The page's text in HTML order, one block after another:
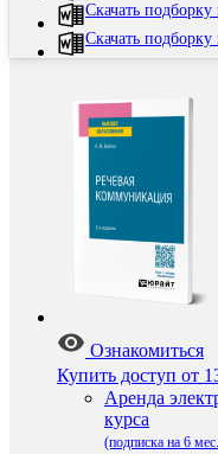
Скачать
Скачать
Ознакомиться
Купить доступ от
Аренда
курса
(подписка на 6